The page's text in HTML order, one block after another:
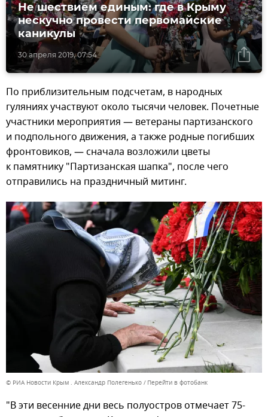
30 апреля 2019, 07:54
Не шествием единым: где в Крыму
нескучно провести первомайские
каникулы
По приблизительным подсчетам, в народных
гуляниях участвуют около тысячи человек. Почетные
участники мероприятия — ветераны партизанского
и подпольного движения, а также родные погибших
фронтовиков, — сначала возложили цветы
к памятнику "Партизанская шапка", после чего
отправились на праздничный митинг.
© РИА Новости Крым . Александр Полегенько Перейти в фотобанк
"В эти весенние дни весь полуостров отмечает 75-